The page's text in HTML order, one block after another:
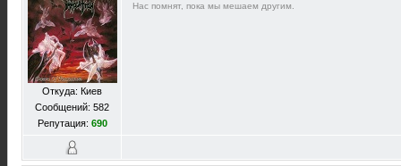
Откуда: Киев
Сообщений: 582
Репутация: 690
Нас помнят, пока мы мешаем другим.